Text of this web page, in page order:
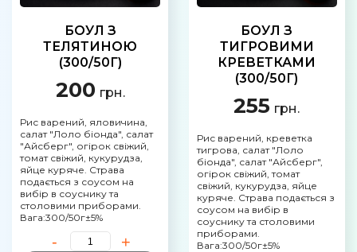
БОУЛ З
ТЕЛЯТИНОЮ
(300/50Г)
200 грн.
Рис варений, яловичина,
салат "Лоло біонда", салат
"Айсберг", огірок свіжий,
томат свіжий, кукурудза,
яйце куряче. Страва
подається з соусом на
вибір в соуснику та
столовими приборами.
Вага:300/50г±5%
БОУЛ З
ТИГРОВИМИ
КРЕВЕТКАМИ
(300/50Г)
255 грн.
Рис варений, креветка
тигрова, салат "Лоло
біонда", салат "Айсберг",
огірок свіжий, томат
свіжий, кукурудза, яйце
куряче. Страва подається з
соусом на вибір в
соуснику та столовими
приборами.
Вага:300/50г±5%